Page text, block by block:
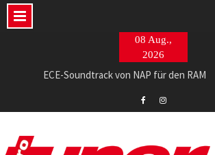
08 Aug.,
2026
ECE-Soundtrack von NAP für den RAM
Barracuda Razzer am Ingolstädter Topmodell